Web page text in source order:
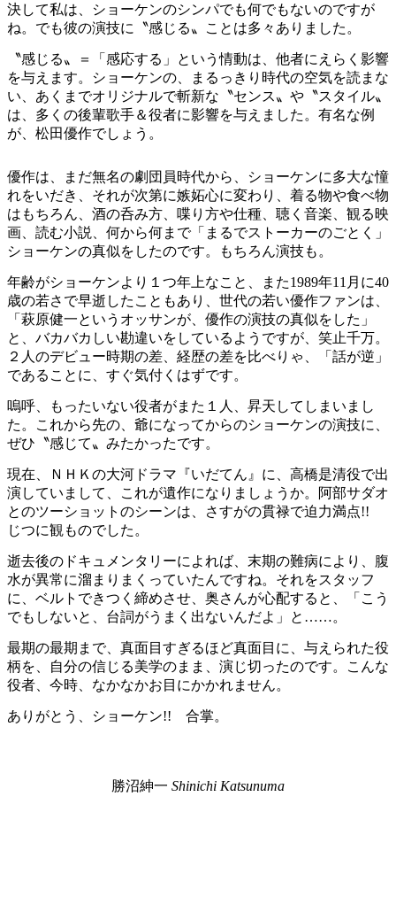
決して私は、ショーケンのシンパでも何でもないのですが
ね。でも彼の演技に〝感じる〟ことは多々ありました。
〝感じる〟＝「感応する」という情動は、他者にえらく影響
を与えます。ショーケンの、まるっきり時代の空気を読まな
い、あくまでオリジナルで斬新な〝センス〟や〝スタイル〟
は、多くの後輩歌手＆役者に影響を与えました。有名な例
が、松田優作でしょう。
優作は、まだ無名の劇団員時代から、ショーケンに多大な憧
れをいだき、それが次第に嫉妬心に変わり、着る物や食べ物
はもちろん、酒の呑み方、喋り方や仕種、聴く音楽、観る映
画、読む小説、何から何まで「まるでストーカーのごとく」
ショーケンの真似をしたのです。もちろん演技も。
年齢がショーケンより１つ年上なこと、また1989年11月に40
歳の若さで早逝したこともあり、世代の若い優作ファンは、
「萩原健一というオッサンが、優作の演技の真似をした」
と、バカバカしい勘違いをしているようですが、笑止千万。
２人のデビュー時期の差、経歴の差を比べりゃ、「話が逆」
であることに、すぐ気付くはずです。
嗚呼、もったいない役者がまた１人、昇天してしまいまし
た。これから先の、爺になってからのショーケンの演技に、
ぜひ〝感じて〟みたかったです。
現在、ＮＨＫの大河ドラマ『いだてん』に、高橋是清役で出
演していまして、これが遺作になりましょうか。阿部サダオ
とのツーショットのシーンは、さすがの貫禄で迫力満点!!
じつに観ものでした。
逝去後のドキュメンタリーによれば、末期の難病により、腹
水が異常に溜まりまくっていたんですね。それをスタッフ
に、ベルトできつく締めさせ、奥さんが心配すると、「こう
でもしないと、台詞がうまく出ないんだよ」と……。
最期の最期まで、真面目すぎるほど真面目に、与えられた役
柄を、自分の信じる美学のまま、演じ切ったのです。こんな
役者、今時、なかなかお目にかかれません。
ありがとう、ショーケン!! 合掌。
勝沼紳一 Shinichi Katsunuma